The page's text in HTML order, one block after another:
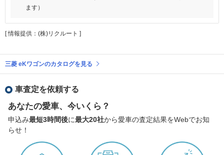
ます）
[ 情報提供：(株)リクルート ]
三菱 eKワゴンのカタログを見る
車査定を依頼する
あなたの愛車、今いくら？
申込み最短3時間後に最大20社から愛車の査定結果をWebでお知
らせ！